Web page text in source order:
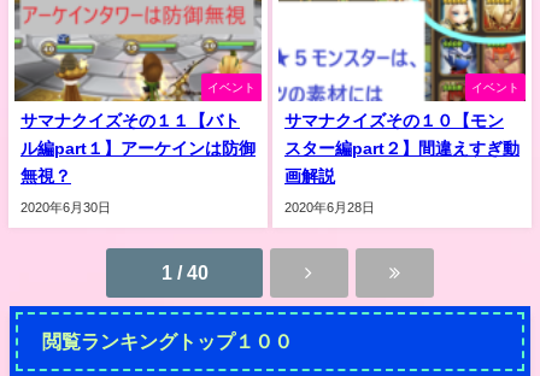
イベント
サマナクイズその１１【バト
ル編part１】アーケインは防御
無視？
2020年6月30日
イベント
サマナクイズその１０【モン
スター編part２】間違えすぎ動
画解説
2020年6月28日
1 / 40
閲覧ランキングトップ１００